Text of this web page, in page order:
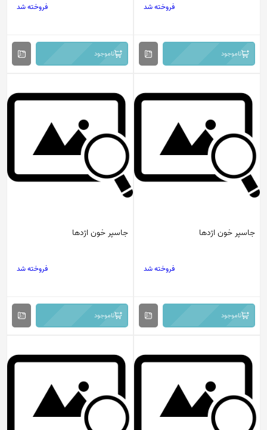
فروخته شد
ناموجود
فروخته شد
ناموجود
جاسپر خون اژدها
فروخته شد
ناموجود
جاسپر خون اژدها
فروخته شد
ناموجود